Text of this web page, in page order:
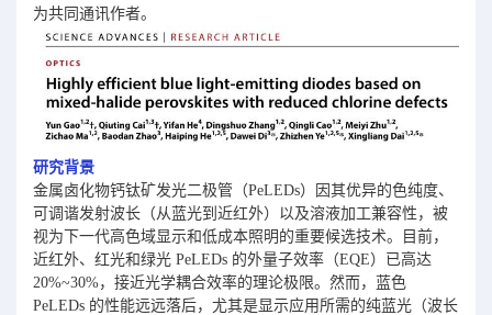
为共同通讯作者。
研究背景
金属卤化物钙钛矿发光二极管（PeLEDs）因其优异的色纯度、
可调谐发射波长（从蓝光到近红外）以及溶液加工兼容性，被
视为下一代高色域显示和低成本照明的重要候选技术。目前，
近红外、红光和绿光 PeLEDs 的外量子效率（EQE）已高达
20%~30%，接近光学耦合效率的理论极限。然而，蓝色
PeLEDs 的性能远远落后，尤其是显示应用所需的纯蓝光（波长